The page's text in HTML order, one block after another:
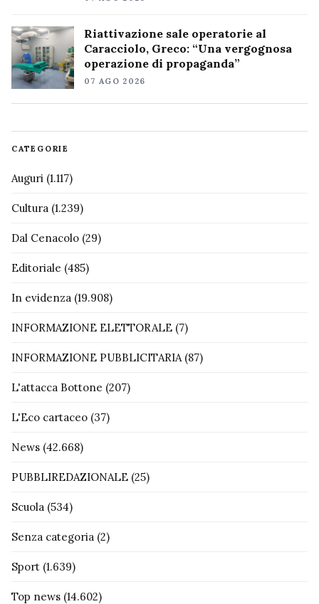
Riattivazione sale operatorie al
Caracciolo, Greco: “Una vergognosa
operazione di propaganda”
07 AGO 2026
CATEGORIE
Auguri (1.117)
Cultura (1.239)
Dal Cenacolo (29)
Editoriale (485)
In evidenza (19.908)
INFORMAZIONE ELETTORALE (7)
INFORMAZIONE PUBBLICITARIA(87)
L'attacca Bottone (207)
L'Eco cartaceo (37)
News (42.668)
PUBBLIREDAZIONALE (25)
Scuola (534)
Senza categoria (2)
Sport (1.639)
Top news (14.602)